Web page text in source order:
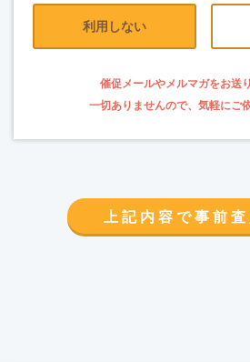
利用しない
催促メールやメルマガをお送
一切ありませんので、気軽にご
上記内容で事前